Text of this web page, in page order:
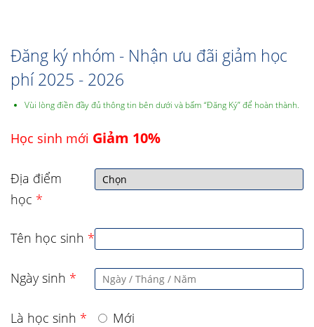
Đăng ký nhóm - Nhận ưu đãi giảm học
phí 2025 - 2026
Vùi lòng điền đầy đủ thông tin bên dưới và bấm “Đăng Ký” để hoàn thành.
Học sinh mới Giảm 10%
Địa điểm
học *
Tên học sinh *
Ngày sinh *
Là học sinh * Mới